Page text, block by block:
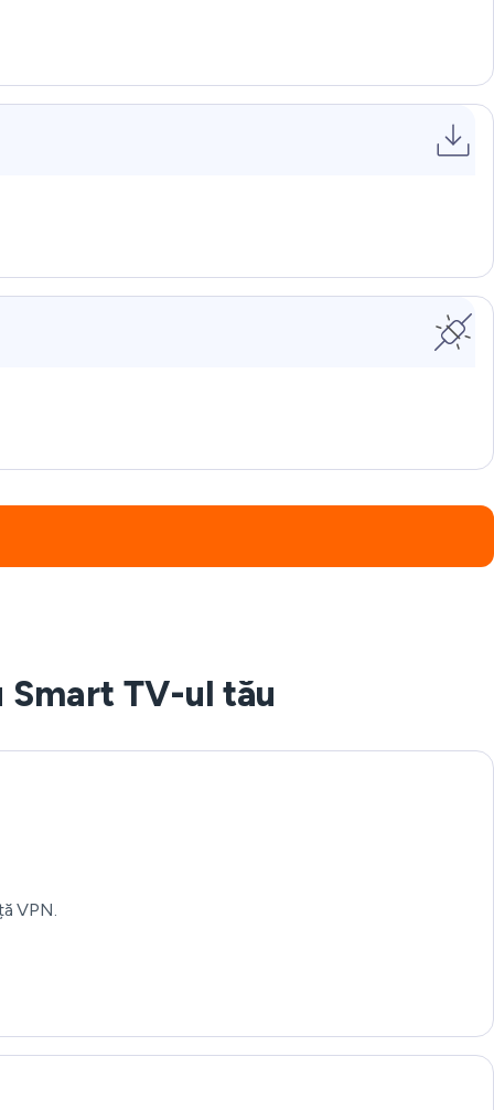
Smart TV-ul tău
VPN.